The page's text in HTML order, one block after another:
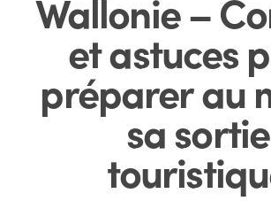
Wallonie –
et astuces
préparer au
sa sortie